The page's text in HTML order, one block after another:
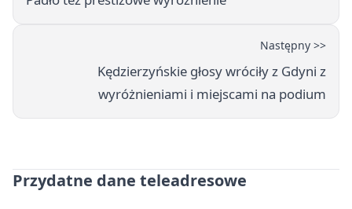
Następny >>
Kędzierzyńskie głosy wróciły z Gdyni z
wyróżnieniami i miejscami na podium
Przydatne dane teleadresowe